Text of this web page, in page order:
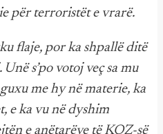
për terroristët e vrarë.
flaje, por ka shpallë ditë
s’po votoj veç sa mu
me hy në materie, ka
e ka vu në dyshim
e anëtarëve të KQZ-së